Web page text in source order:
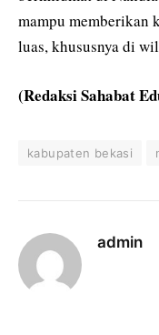
mampu memberikan
luas, khususnya di
(Redaksi Sahabat
kabupaten bekasi
admin